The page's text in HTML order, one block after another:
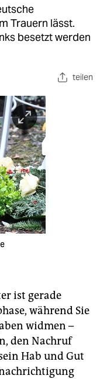
Trauern lässt.
besetzt werden
teilen
ist gerade
während Sie
widmen –
den Nachruf
Hab und Gut